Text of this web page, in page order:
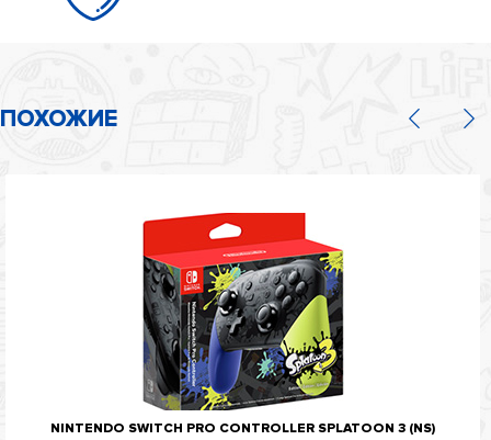
ПОХОЖИЕ
NINTENDO SWITCH PRO CONTROLLER SPLATOON 3 (NS)